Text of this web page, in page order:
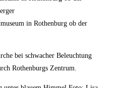
in Rothenburg ob der
Rothenburgs Zentrum.